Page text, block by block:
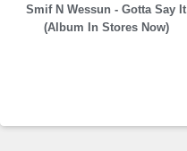
Smif N Wessun - Gotta Say It
(Album In Stores Now)